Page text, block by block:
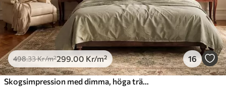
498.33Kr/m²299.00 Kr/m² 16